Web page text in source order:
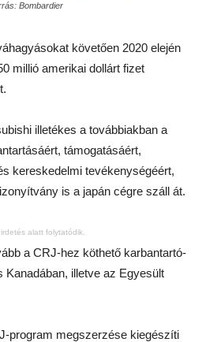
Bombardier
követően 2020 elején
millió amerikai dollárt fizet
illetékes a továbbiakban a
támogatásáért,
kereskedelmi tevékenységéért,
is a japán cégre száll át.
alatt folytatódik.
a CRJ-hez köthető karbantartó-
Kanadában, illetve az Egyesült
program megszerzése kiegészíti